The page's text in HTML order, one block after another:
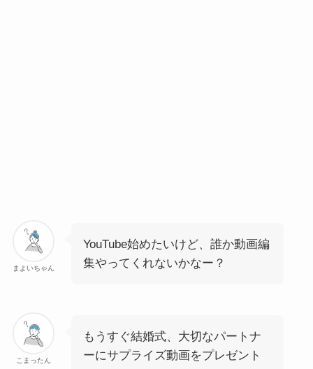
まよいちゃん
YouTube始めたいけど、誰か動画編
集やってくれないかなー？
こまったん
もうすぐ結婚式、大切なパートナ
ーにサプライズ動画をプレゼント